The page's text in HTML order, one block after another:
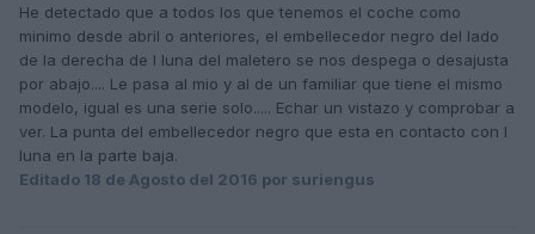
He detectado que a todos los que tenemos el coche como
minimo desde abril o anteriores, el embellecedor negro del lado
de la derecha de l luna del maletero se nos despega o desajusta
por abajo.... Le pasa al mio y al de un familiar que tiene el mismo
modelo, igual es una serie solo..... Echar un vistazo y comprobar a
ver. La punta del embellecedor negro que esta en contacto con l
luna en la parte baja.
Editado 18 de Agosto del 2016 por suriengus